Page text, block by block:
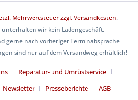
Mehrwertsteuer zzgl.Versandkosten.
unterhalten wir kein Ladengeschäft.
gerne nach vorheriger Terminabsprache
sind nur auf dem Versandweg erhältlich!
Reparatur- und Umrüstservice
Newsletter Presseberichte
AGB